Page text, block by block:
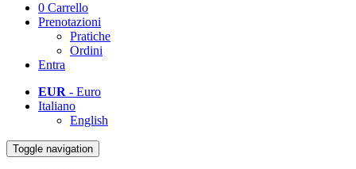
0 Carrello
Prenotazioni
Pratiche
Ordini
Entra
EUR - Euro
Italiano
English
Toggle navigation